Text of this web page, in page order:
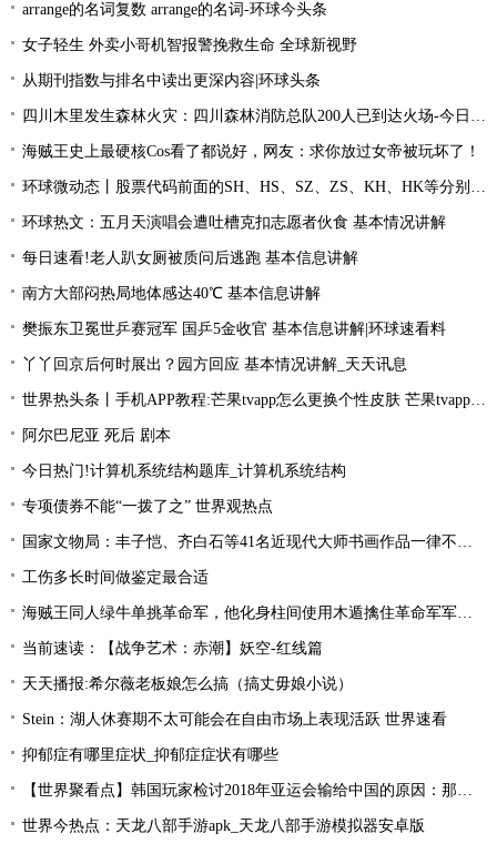
arrange的名词复数 arrange的名词-环球今头条
女子轻生 外卖小哥机智报警挽救生命 全球新视野
从期刊指数与排名中读出更深内容|环球头条
四川木里发生森林火灾：四川森林消防总队200人已到达火场-今日关注
海贼王史上最硬核Cos看了都说好，网友：求你放过女帝被玩坏了！
环球微动态丨股票代码前面的SH、HS、SZ、ZS、KH、HK等分别是什么意思？
环球热文：五月天演唱会遭吐槽克扣志愿者伙食 基本情况讲解
每日速看!老人趴女厕被质问后逃跑 基本信息讲解
南方大部闷热局地体感达40℃ 基本信息讲解
樊振东卫冕世乒赛冠军 国乒5金收官 基本信息讲解|环球速看料
丫丫回京后何时展出？园方回应 基本情况讲解_天天讯息
世界热头条丨手机APP教程:芒果tvapp怎么更换个性皮肤 芒果tvapp更换个性皮肤的方法
阿尔巴尼亚 死后 剧本
今日热门!计算机系统结构题库_计算机系统结构
专项债券不能“一拨了之” 世界观热点
国家文物局：丰子恺、齐白石等41名近现代大师书画作品一律不准出境
工伤多长时间做鉴定最合适
海贼王同人绿牛单挑革命军，他化身柱间使用木遁擒住革命军军长！
当前速读：【战争艺术：赤潮】妖空-红线篇
天天播报:希尔薇老板娘怎么搞（搞丈毋娘小说）
Stein：湖人休赛期不太可能会在自由市场上表现活跃 世界速看
抑郁症有哪里症状_抑郁症症状有哪些
【世界聚看点】韩国玩家检讨2018年亚运会输给中国的原因：那一年是Uzi的时代！
世界今热点：天龙八部手游apk_天龙八部手游模拟器安卓版